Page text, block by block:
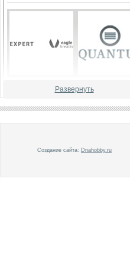
В каталог
Развернуть
Создание сайта: Dnahobby.ru